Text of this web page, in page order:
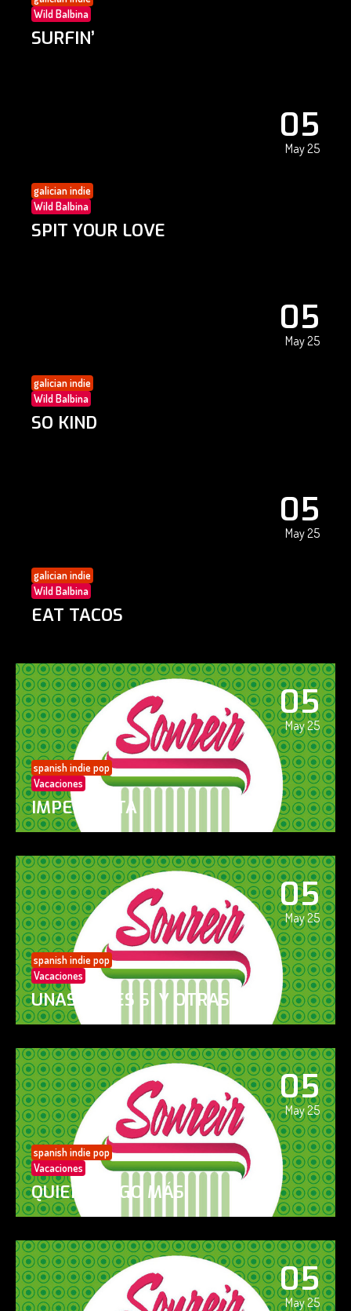
Wild Balbina
SURFIN’
05
May 25
galician indie
Wild Balbina
SPIT YOUR LOVE
05
May 25
galician indie
Wild Balbina
SO KIND
05
May 25
galician indie
Wild Balbina
EAT TACOS
05
May 25
spanish indie pop
Vacaciones
IMPERFECTA
05
May 25
spanish indie pop
Vacaciones
UNAS VECES SÍ Y OTRAS NO
05
May 25
spanish indie pop
Vacaciones
QUIERO ALGO MÁS
05
May 25